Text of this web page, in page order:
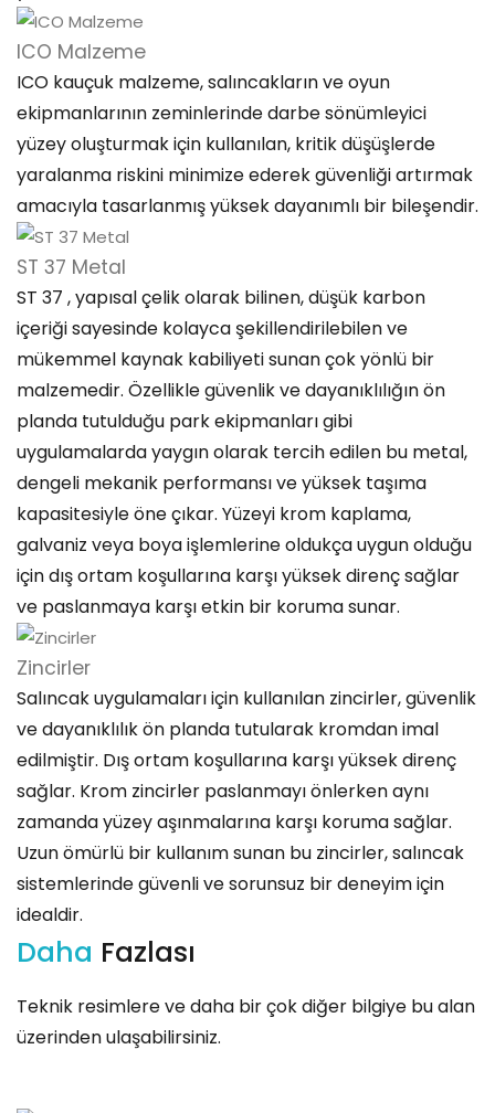
ICO Malzeme
ICO kauçuk malzeme, salıncakların ve oyun
ekipmanlarının zeminlerinde darbe sönümleyici
yüzey oluşturmak için kullanılan, kritik düşüşlerde
yaralanma riskini minimize ederek güvenliği artırmak
amacıyla tasarlanmış yüksek dayanımlı bir bileşendir.
ST 37 Metal
ST 37 , yapısal çelik olarak bilinen, düşük karbon
içeriği sayesinde kolayca şekillendirilebilen ve
mükemmel kaynak kabiliyeti sunan çok yönlü bir
malzemedir. Özellikle güvenlik ve dayanıklılığın ön
planda tutulduğu park ekipmanları gibi
uygulamalarda yaygın olarak tercih edilen bu metal,
dengeli mekanik performansı ve yüksek taşıma
kapasitesiyle öne çıkar. Yüzeyi krom kaplama,
galvaniz veya boya işlemlerine oldukça uygun olduğu
için dış ortam koşullarına karşı yüksek direnç sağlar
ve paslanmaya karşı etkin bir koruma sunar.
Zincirler
Salıncak uygulamaları için kullanılan zincirler, güvenlik
ve dayanıklılık ön planda tutularak kromdan imal
edilmiştir. Dış ortam koşullarına karşı yüksek direnç
sağlar. Krom zincirler paslanmayı önlerken aynı
zamanda yüzey aşınmalarına karşı koruma sağlar.
Uzun ömürlü bir kullanım sunan bu zincirler, salıncak
sistemlerinde güvenli ve sorunsuz bir deneyim için
idealdir.
Daha Fazlası
Teknik resimlere ve daha bir çok diğer bilgiye bu alan
üzerinden ulaşabilirsiniz.